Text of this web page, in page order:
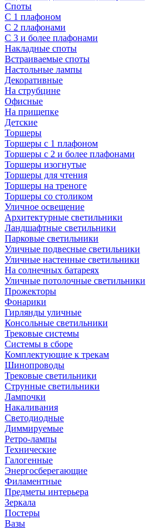
Споты
С 1 плафоном
С 2 плафонами
С 3 и более плафонами
Накладные споты
Встраиваемые споты
Настольные лампы
Декоративные
На струбцине
Офисные
На прищепке
Детские
Торшеры
Торшеры с 1 плафоном
Торшеры с 2 и более плафонами
Торшеры изогнутые
Торшеры для чтения
Торшеры на треноге
Торшеры со столиком
Уличное освещение
Архитектурные светильники
Ландшафтные светильники
Парковые светильники
Уличные подвесные светильники
Уличные настенные светильники
На солнечных батареях
Уличные потолочные светильники
Прожекторы
Фонарики
Гирлянды уличные
Консольные светильники
Трековые системы
Системы в сборе
Комплектующие к трекам
Шинопроводы
Трековые светильники
Струнные светильники
Лампочки
Накаливания
Светодиодные
Диммируемые
Ретро-лампы
Технические
Галогенные
Энергосберегающие
Филаментные
Предметы интерьера
Зеркала
Постеры
Вазы